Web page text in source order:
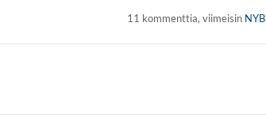
11 kommenttia, viimeisin